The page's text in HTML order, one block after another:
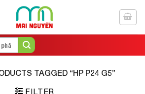
TAGGED “HP P24 G5”
FILTER